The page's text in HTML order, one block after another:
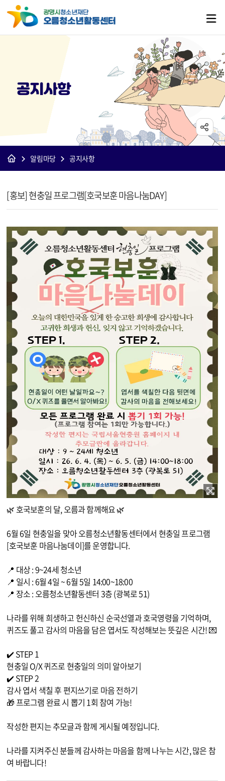
공지사항
알림마당 공지사항
[홍보] 현충일 프로그램[호국보훈 마음나눔DAY]
이미지 확대보기
🌿 호국보훈의 달, 오름과 함께해요 🌿
6월 6일 현충일을 맞아 오름청소년활동센터에서 현충일 프로그램
[호국보훈 마음나눔데이]를 운영합니다.
📍 대상 : 9~24세 청소년
📍 일시 : 6월 4일 ~ 6월 5일 14:00~18:00
📍 장소 : 오름청소년활동센터 3층 (광복로 51)
나라를 위해 희생하고 헌신하신 순국선열과 호국영령을 기억하며,
퀴즈도 풀고 감사의 마음을 담은 엽서도 작성해보는 뜻깊은 시간! 💌
✔️ STEP 1
현충일 O/X 퀴즈로 현충일의 의미 알아보기
✔️ STEP 2
감사 엽서 색칠 후 편지쓰기로 마음 전하기
🎁 프로그램 완료 시 뽑기 1회 참여 가능!
작성한 편지는 추모글과 함께 게시될 예정입니다.
나라를 지켜주신 분들께 감사하는 마음을 함께 나누는 시간, 많은 참
여 바랍니다!